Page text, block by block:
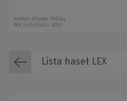
Wolters Kluwer Polska
Rok publikacji: 2013
Lista haseł LEX